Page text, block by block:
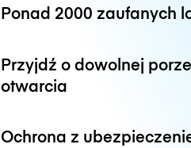
Ponad 2000 zaufanych
Przyjdź o dowolnej
otwarcia
Ochrona z